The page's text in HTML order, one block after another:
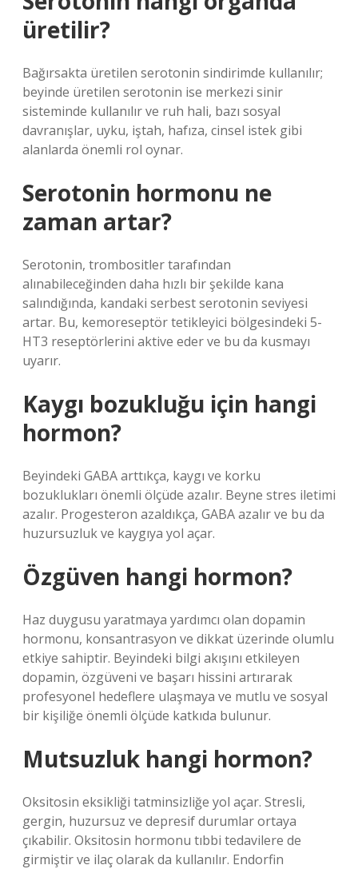
üretilir?
Bağırsakta üretilen serotonin sindirimde kullanılır;
beyinde üretilen serotonin ise merkezi sinir
sisteminde kullanılır ve ruh hali, bazı sosyal
davranışlar, uyku, iştah, hafıza, cinsel istek gibi
alanlarda önemli rol oynar.
Serotonin hormonu ne
zaman artar?
Serotonin, trombositler tarafından
alınabileceğinden daha hızlı bir şekilde kana
salındığında, kandaki serbest serotonin seviyesi
artar. Bu, kemoreseptör tetikleyici bölgesindeki 5-
HT3 reseptörlerini aktive eder ve bu da kusmayı
uyarır.
Kaygı bozukluğu için hangi
hormon?
Beyindeki GABA arttıkça, kaygı ve korku
bozuklukları önemli ölçüde azalır. Beyne stres iletimi
azalır. Progesteron azaldıkça, GABA azalır ve bu da
huzursuzluk ve kaygıya yol açar.
Özgüven hangi hormon?
Haz duygusu yaratmaya yardımcı olan dopamin
hormonu, konsantrasyon ve dikkat üzerinde olumlu
etkiye sahiptir. Beyindeki bilgi akışını etkileyen
dopamin, özgüveni ve başarı hissini artırarak
profesyonel hedeflere ulaşmaya ve mutlu ve sosyal
bir kişiliğe önemli ölçüde katkıda bulunur.
Mutsuzluk hangi hormon?
Oksitosin eksikliği tatminsizliğe yol açar. Stresli,
gergin, huzursuz ve depresif durumlar ortaya
çıkabilir. Oksitosin hormonu tıbbi tedavilere de
girmiştir ve ilaç olarak da kullanılır. Endorfin